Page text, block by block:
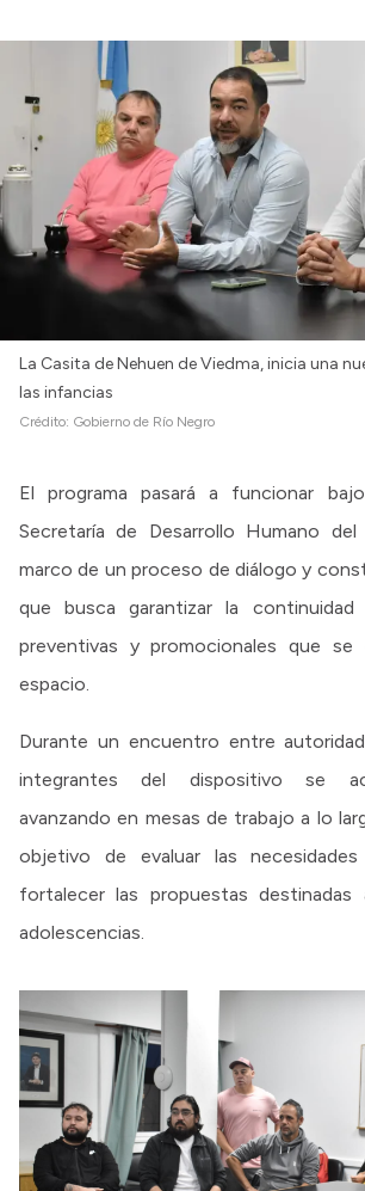
La Casita de Nehuen de Viedma, inicia una
las infancias
Crédito: Gobierno de Río Negro
El programa pasará a funcionar
Secretaría de Desarrollo Humano
marco de un proceso de diálogo y
que busca garantizar la
preventivas y promocionales que se
espacio.
Durante un encuentro entre
integrantes del dispositivo se
avanzando en mesas de trabajo a lo
objetivo de evaluar las
fortalecer las propuestas
adolescencias.